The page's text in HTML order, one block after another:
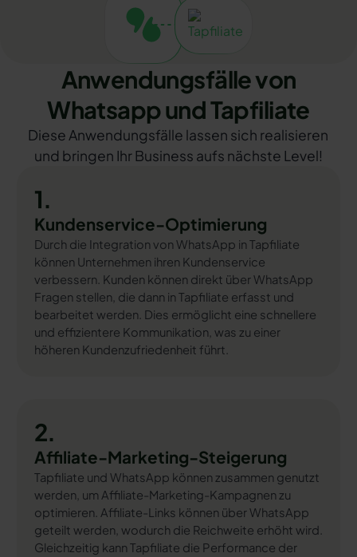
Anwendungsfälle von
Whatsapp und Tapfiliate
Diese Anwendungsfälle lassen sich realisieren
und bringen Ihr Business aufs nächste Level!
1.
Kundenservice-Optimierung
Durch die Integration von WhatsApp in Tapfiliate
können Unternehmen ihren Kundenservice
verbessern. Kunden können direkt über WhatsApp
Fragen stellen, die dann in Tapfiliate erfasst und
bearbeitet werden. Dies ermöglicht eine schnellere
und effizientere Kommunikation, was zu einer
höheren Kundenzufriedenheit führt.
2.
Affiliate-Marketing-Steigerung
Tapfiliate und WhatsApp können zusammen genutzt
werden, um Affiliate-Marketing-Kampagnen zu
optimieren. Affiliate-Links können über WhatsApp
geteilt werden, wodurch die Reichweite erhöht wird.
Gleichzeitig kann Tapfiliate die Performance der